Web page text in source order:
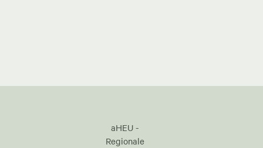
aHEU -
Regionale